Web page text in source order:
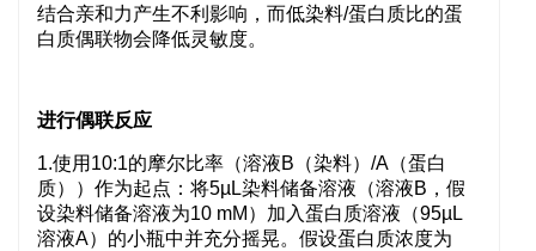
结合亲和力产生不利影响，而低染料/蛋白质比的蛋
白质偶联物会降低灵敏度。
进行偶联反应
1.使用10:1的摩尔比率（溶液B（染料）/A（蛋白
质））作为起点：将5µL染料储备溶液（溶液B，假
设染料储备溶液为10 mM）加入蛋白质溶液（95µL
溶液A）的小瓶中并充分摇晃。假设蛋白质浓度为